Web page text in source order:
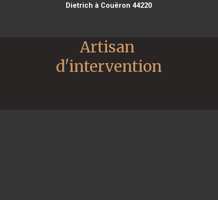
Dietrich à Couëron 44220
Artisan
d'intervention